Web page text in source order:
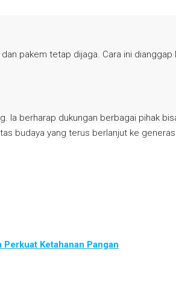
pakem tetap dijaga. Cara ini
Ia berharap dukungan berbagai pihak
budaya yang terus berlanjut ke
Ketahanan Pangan